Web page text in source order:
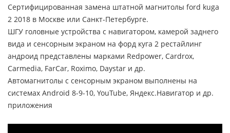
Сертифицированная замена штатной магнитолы ford kuga
2 2018 в Москве или Санкт-Петербурге.
ШГУ головные устройства с навигатором, камерой заднего
вида и сенсорным экраном на форд куга 2 рестайлинг
андроид представлены марками Redpower, Cardrox,
Carmedia, FarCar, Roximo, Daystar и др.
Автомагнитолы с сенсорным экраном выполнены на
системах Android 8-9-10, YouTube, Яндекс.Навигатор и др.
приложения